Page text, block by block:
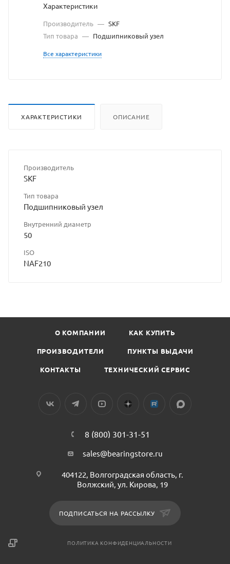
разрешения
владельца
сайта
Характеристики
Производитель — SKF
Тип товара — Подшипниковый узел
Все характеристики
ХАРАКТЕРИСТИКИ ОПИСАНИЕ
Производитель
SKF
Тип товара
Подшипниковый узел
Внутренний диаметр
50
ISO
NAF210
О КОМПАНИИ КАК КУПИТЬ
ПРОИЗВОДИТЕЛИ ПУНКТЫ ВЫДАЧИ
КОНТАКТЫ ТЕХНИЧЕСКИЙ СЕРВИС
8 (800) 301-31-51
sales@bearingstore.ru
404122, Волгоградская область, г.
Волжский, ул. Кирова, 19
ПОДПИСАТЬСЯ НА РАССЫЛКУ
ПОЛИТИКА КОНФИДЕНЦИАЛЬНОСТИ